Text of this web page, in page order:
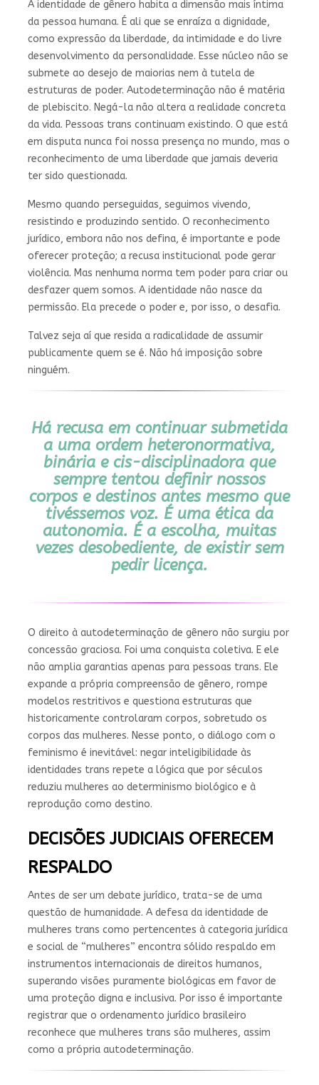
A identidade de gênero habita a dimensão mais íntima
da pessoa humana. É ali que se enraíza a dignidade,
como expressão da liberdade, da intimidade e do livre
desenvolvimento da personalidade. Esse núcleo não se
submete ao desejo de maiorias nem à tutela de
estruturas de poder. Autodeterminação não é matéria
de plebiscito. Negá-la não altera a realidade concreta
da vida. Pessoas trans continuam existindo. O que está
em disputa nunca foi nossa presença no mundo, mas o
reconhecimento de uma liberdade que jamais deveria
ter sido questionada.
Mesmo quando perseguidas, seguimos vivendo,
resistindo e produzindo sentido. O reconhecimento
jurídico, embora não nos defina, é importante e pode
oferecer proteção; a recusa institucional pode gerar
violência. Mas nenhuma norma tem poder para criar ou
desfazer quem somos. A identidade não nasce da
permissão. Ela precede o poder e, por isso, o desafia.
Talvez seja aí que resida a radicalidade de assumir
publicamente quem se é. Não há imposição sobre
ninguém.
Há recusa em continuar submetida
a uma ordem heteronormativa,
binária e cis-disciplinadora que
sempre tentou definir nossos
corpos e destinos antes mesmo que
tivéssemos voz. É uma ética da
autonomia. É a escolha, muitas
vezes desobediente, de existir sem
pedir licença.
O direito à autodeterminação de gênero não surgiu por
concessão graciosa. Foi uma conquista coletiva. E ele
não amplia garantias apenas para pessoas trans. Ele
expande a própria compreensão de gênero, rompe
modelos restritivos e questiona estruturas que
historicamente controlaram corpos, sobretudo os
corpos das mulheres. Nesse ponto, o diálogo com o
feminismo é inevitável: negar inteligibilidade às
identidades trans repete a lógica que por séculos
reduziu mulheres ao determinismo biológico e à
reprodução como destino.
DECISÕES JUDICIAIS OFERECEM
RESPALDO
Antes de ser um debate jurídico, trata-se de uma
questão de humanidade. A defesa da identidade de
mulheres trans como pertencentes à categoria jurídica
e social de “mulheres” encontra sólido respaldo em
instrumentos internacionais de direitos humanos,
superando visões puramente biológicas em favor de
uma proteção digna e inclusiva. Por isso é importante
registrar que o ordenamento jurídico brasileiro
reconhece que mulheres trans são mulheres, assim
como a própria autodeterminação.